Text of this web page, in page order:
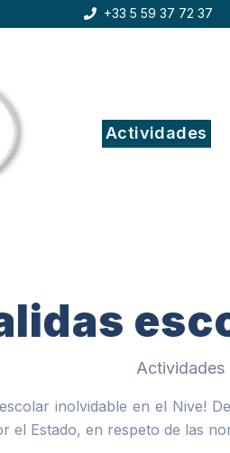
+33 5 59 37 72 37
Actividades
Actividades
inolvidable en el Nive!
el Estado, en respeto de las